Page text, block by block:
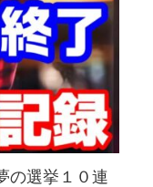
の選挙１０連